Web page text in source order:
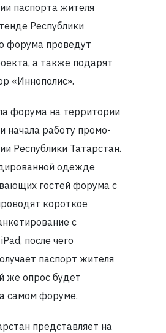
паспорта жителя
Республики
форума проведут
а также подарят
«Иннополис».
форума на территории
начала работу промо-
Республики Татарстан.
одежде
гостей форума с
короткое
с
после чего
паспорт жителя
же опрос будет
самом форуме.
представляет на